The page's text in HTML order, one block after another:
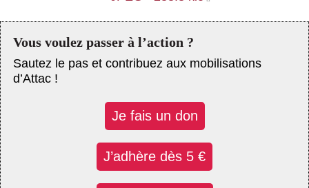
Vous voulez passer à l’action ?
Sautez le pas et contribuez aux mobilisations
d’Attac !
Je fais un don
J’adhère dès 5 €